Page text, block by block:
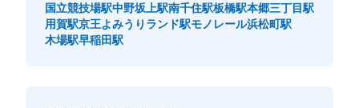
国立競技場駅中野坂上駅南千住駅板橋駅本郷三丁目駅
用賀駅京王よみうりランド駅モノレール浜松町駅
木場駅早稲田駅